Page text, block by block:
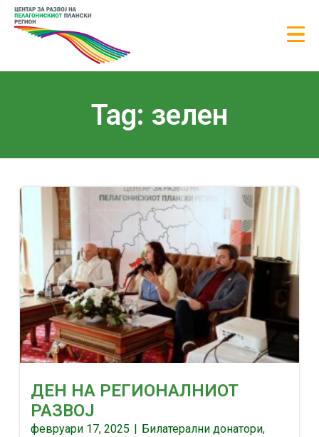
Tag: зелен
ДЕН НА РЕГИОНАЛНИОТ
РАЗВОЈ
февруари 17, 2025 | Билатерални донатори,